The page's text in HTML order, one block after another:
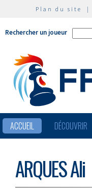
Plan du site |
Rechercher un joueur
ACCUEIL DÉCOUVRIR
ARQUES Ali